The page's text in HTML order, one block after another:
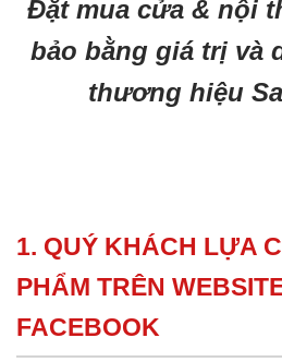
Đặt mua cửa & nội
bảo bằng giá trị và
thương hiệu
1. QUÝ KHÁCH LỰA
PHẨM TRÊN
FACEBOOK